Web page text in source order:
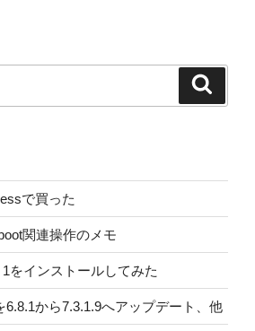
で買った
関連操作のメモ
をインストールしてみた
6.8.1から7.3.1.9へアップデート、他